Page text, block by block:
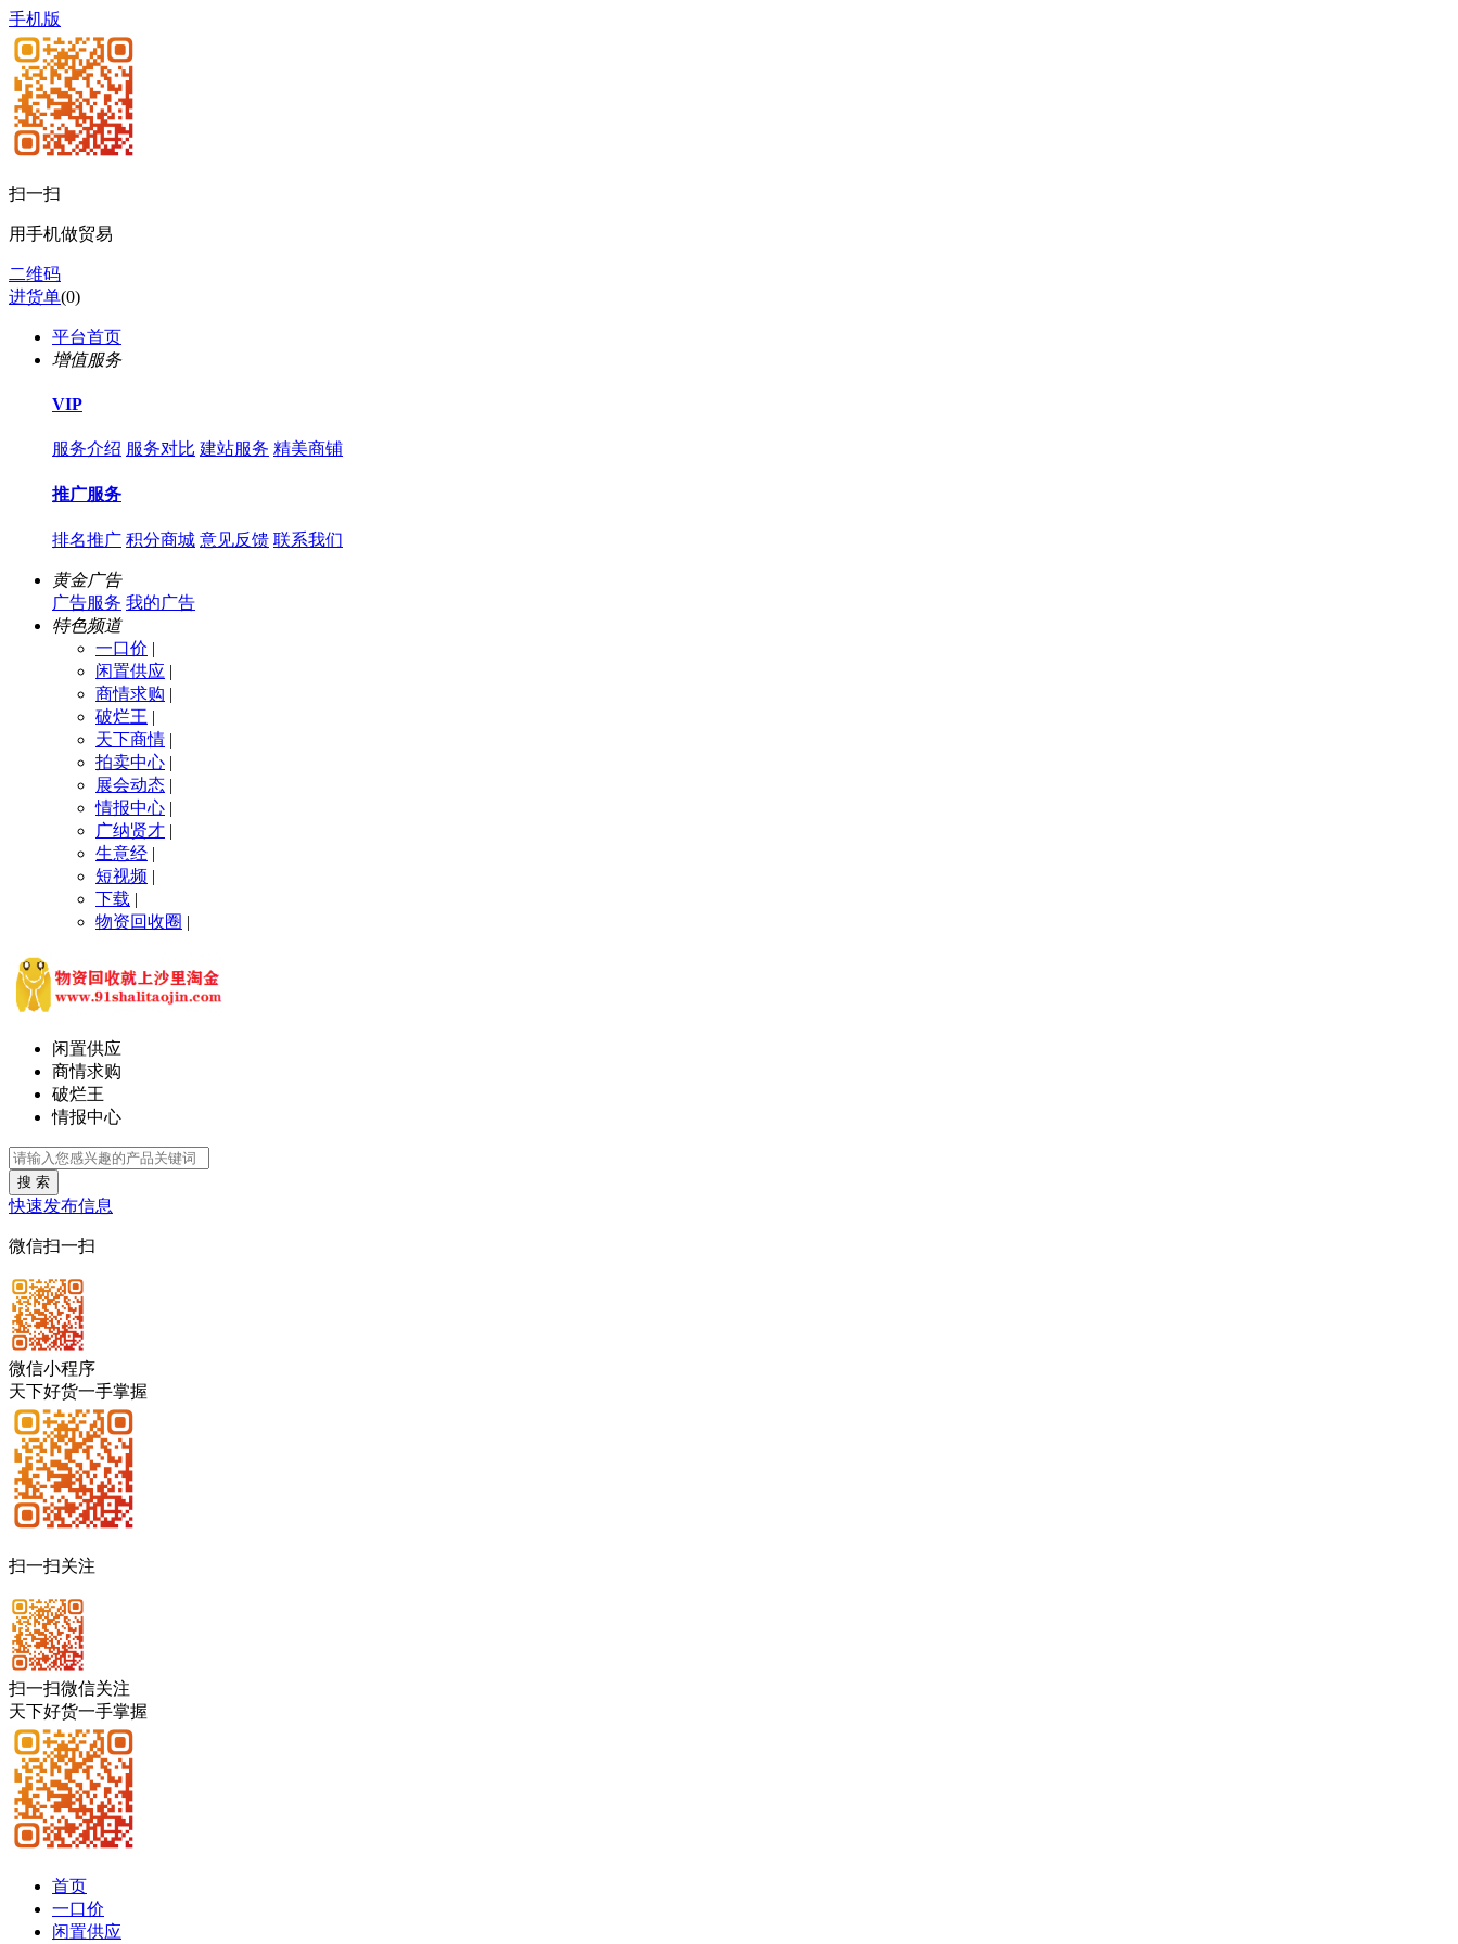
手机版
扫一扫
用手机做贸易
二维码
进货单(0)
平台首页
增值服务
VIP
服务介绍 服务对比 建站服务 精美商铺
推广服务
排名推广 积分商城 意见反馈 联系我们
黄金广告
广告服务 我的广告
特色频道
一口价 |
闲置供应 |
商情求购 |
破烂王 |
天下商情 |
拍卖中心 |
展会动态 |
情报中心 |
广纳贤才 |
生意经 |
短视频 |
下载 |
物资回收圈 |
闲置供应
商情求购
破烂王
情报中心
搜 索
快速发布信息
微信扫一扫
微信小程序
天下好货一手掌握
扫一扫关注
扫一扫微信关注
天下好货一手掌握
首页
一口价
闲置供应